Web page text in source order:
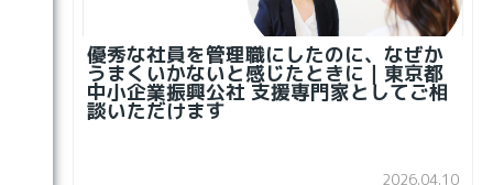
優秀な社員を管理職にしたのに、なぜか
うまくいかないと感じたときに｜東京都
中小企業振興公社 支援専門家としてご相
談いただけます
2026.04.10